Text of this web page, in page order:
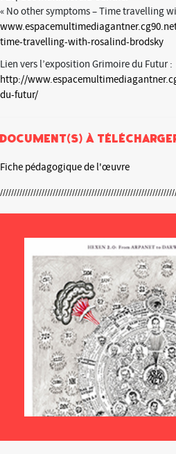
« No other symptoms – Time travelling
time-travelling-with-rosalind-brodsky
Lien vers l’exposition Grimoire du Futur :
http://
du-futur/
Document(s) à
Fiche pédagogique de l'œuvre